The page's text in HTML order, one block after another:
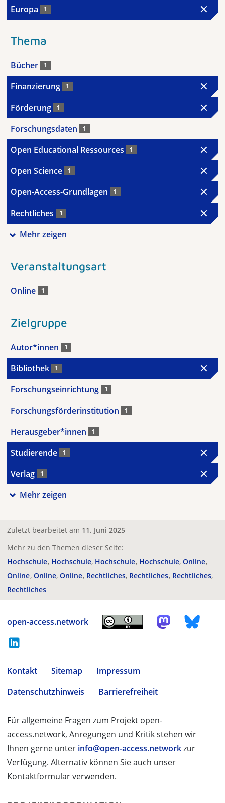
Europa 1
Thema
Bücher 1
Finanzierung 1
Förderung 1
Forschungsdaten 1
Open Educational Ressources 1
Open Science 1
Open-Access-Grundlagen 1
Rechtliches 1
Mehr zeigen
Veranstaltungsart
Online 1
Zielgruppe
Autor*innen 1
Bibliothek 1
Forschungseinrichtung 1
Forschungsförderinstitution 1
Herausgeber*innen 1
Studierende 1
Verlag 1
Mehr zeigen
Zuletzt bearbeitet am 11. Juni 2025
Mehr zu den Themen dieser Seite:
Hochschule Hochschule Hochschule Hochschule Online
Online Online Online Rechtliches Rechtliches Rechtliches
Rechtliches
open-access.network
Kontakt Sitemap
Impressum
Datenschutzhinweis
Barrierefreiheit
Für allgemeine Fragen zum Projekt open-
access.network, Anregungen und Kritik stehen wir
Ihnen gerne unter info@open-access.networkzur
Verfügung. Alternativ können Sie auch unser
Kontaktformular verwenden.